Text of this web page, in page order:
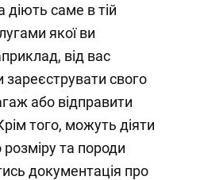
діють саме в тій
якої ви
від вас
свого
або відправити
того, можуть діяти
та породи
документація про